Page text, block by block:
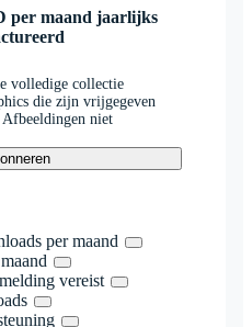
per maand jaarlijks
volledige collectie
die zijn vrijgegeven
niet
per maand
vereist